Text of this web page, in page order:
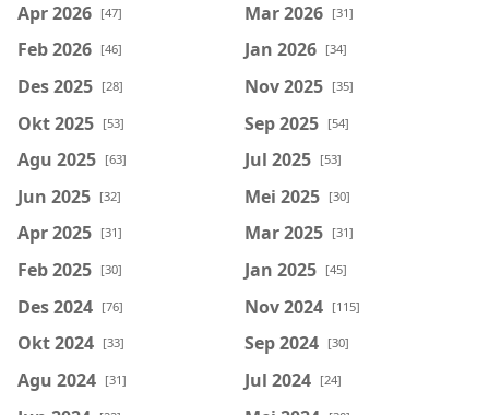
Apr 2026 [47] Mar 2026 [31]
Feb 2026 [46] Jan 2026 [34]
Des 2025 [28] Nov 2025 [35]
Okt 2025 [53] Sep 2025 [54]
Agu 2025 [63] Jul 2025 [53]
Jun 2025 [32] Mei 2025 [30]
Apr 2025 [31] Mar 2025 [31]
Feb 2025 [30] Jan 2025 [45]
Des 2024 [76] Nov 2024 [115]
Okt 2024 [33] Sep 2024 [30]
Agu 2024 [31] Jul 2024 [24]